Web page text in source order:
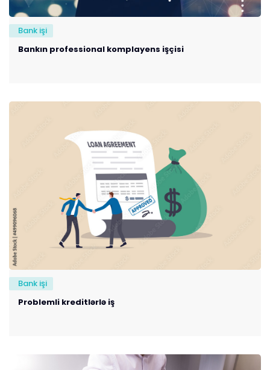
Bank işi
Bankın professional komplayens işçisi
Bank işi
Problemli kreditlərlə iş